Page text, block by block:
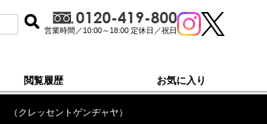
営業時間／10:00～18:00 定休日／祝日
閲覧履歴 お気に入り
（クレッセントゲンヂャヤ）